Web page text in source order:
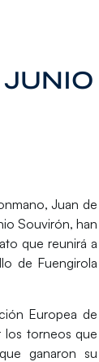
JUNIO
Juan de
Souvirón, han
que reunirá a
de Fuengirola
Europea de
los torneos que
ganaron su